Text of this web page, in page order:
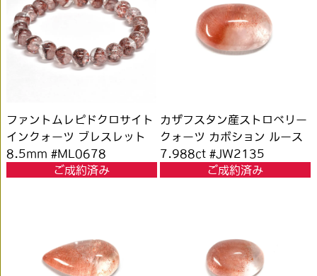
ファントムレピドクロサイト
インクォーツ ブレスレット
8.5mm #ML0678
ご成約済み
カザフスタン産ストロベリー
クォーツ カボション ルース
7.988ct #JW2135
ご成約済み